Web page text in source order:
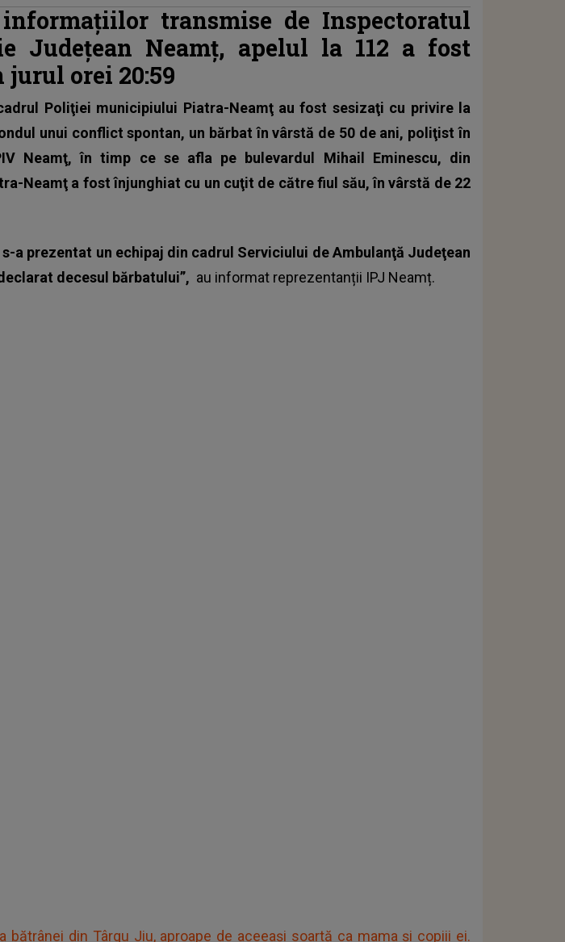
transmise de Inspectoratul
Județean Neamț, apelul la 112 a fost
orei 20:59
Poliţiei municipiului Piatra-Neamţ au fost sesizaţi cu privire la
unui conflict spontan, un bărbat în vârstă de 50 de ani, poliţist în
Neamţ, în timp ce se afla pe bulevardul Mihail Eminescu, din
Neamţ a fost înjunghiat cu un cuţit de către fiul său, în vârstă de 22
a prezentat un echipaj din cadrul Serviciului de Ambulanţă Judeţean
decesul bărbatului”, au informat reprezentanții IPJ Neamț.
bătrânei din Târgu Jiu, aproape de aceeași soartă ca mama și copiii ei.